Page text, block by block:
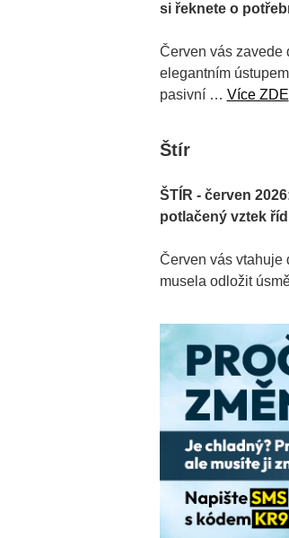
si řeknete o
Červen vás zavede
elegantním
pasivní … Více ZDE
Štír
ŠTÍR - červen
potlačený vztek
Červen vás vtahuje
musela odložit